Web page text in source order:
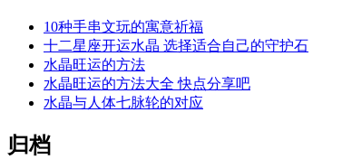
10种手串文玩的寓意祈福
十二星座开运水晶 选择适合自己的守护石
水晶旺运的方法
水晶旺运的方法大全 快点分享吧
水晶与人体七脉轮的对应
归档